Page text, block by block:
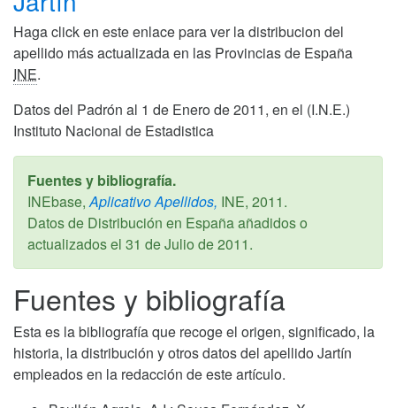
Haga click en este enlace para ver la distribucion del
apellido más actualizada en las Provincias de España
INE.
Datos del Padrón al 1 de Enero de 2011, en el (I.N.E.)
Instituto Nacional de Estadistica
Fuentes y bibliografía.
INEbase, Aplicativo Apellidos, INE, 2011.
Datos de Distribución en España añadidos o
actualizados el 31 de Julio de 2011.
Fuentes y bibliografía
Esta es la bibliografía que recoge el origen, significado, la
historia, la distribución y otros datos del apellido Jartín
empleados en la redacción de este artículo.